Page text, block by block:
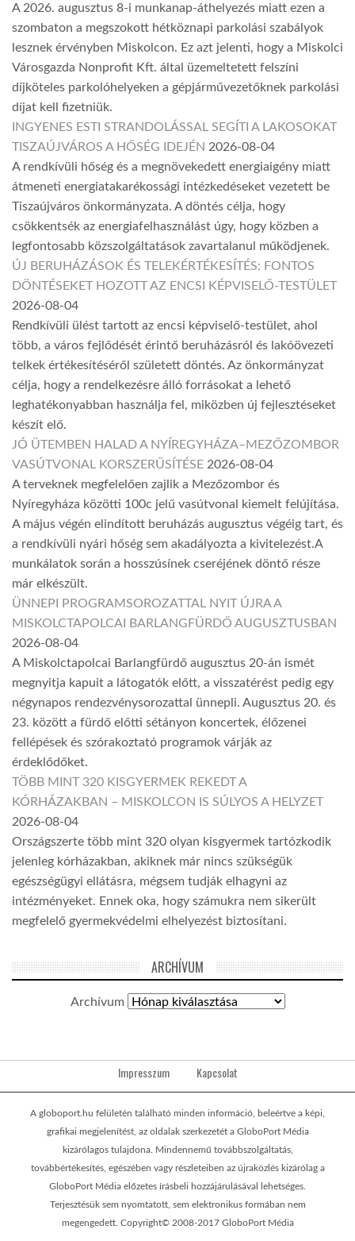
A 2026. augusztus 8-i munkanap-áthelyezés miatt ezen a
szombaton a megszokott hétköznapi parkolási szabályok
lesznek érvényben Miskolcon. Ez azt jelenti, hogy a Miskolci
Városgazda Nonprofit Kft. által üzemeltetett felszíni
díjköteles parkolóhelyeken a gépjárművezetőknek parkolási
díjat kell fizetniük.
INGYENES ESTI STRANDOLÁSSAL SEGÍTI A LAKOSOKAT
TISZAÚJVÁROS A HŐSÉG IDEJÉN 2026-08-04
A rendkívüli hőség és a megnövekedett energiaigény miatt
átmeneti energiatakarékossági intézkedéseket vezetett be
Tiszaújváros önkormányzata. A döntés célja, hogy
csökkentsék az energiafelhasználást úgy, hogy közben a
legfontosabb közszolgáltatások zavartalanul működjenek.
ÚJ BERUHÁZÁSOK ÉS TELEKÉRTÉKESÍTÉS: FONTOS
DÖNTÉSEKET HOZOTT AZ ENCSI KÉPVISELŐ-TESTÜLET
2026-08-04
Rendkívüli ülést tartott az encsi képviselő-testület, ahol
több, a város fejlődését érintő beruházásról és lakóövezeti
telkek értékesítéséről született döntés. Az önkormányzat
célja, hogy a rendelkezésre álló forrásokat a lehető
leghatékonyabban használja fel, miközben új fejlesztéseket
készít elő.
JÓ ÜTEMBEN HALAD A NYÍREGYHÁZA–MEZŐZOMBOR
VASÚTVONAL KORSZERŰSÍTÉSE 2026-08-04
A terveknek megfelelően zajlik a Mezőzombor és
Nyíregyháza közötti 100c jelű vasútvonal kiemelt felújítása.
A május végén elindított beruházás augusztus végéig tart, és
a rendkívüli nyári hőség sem akadályozta a kivitelezést.A
munkálatok során a hosszúsínek cseréjének döntő része
már elkészült.
ÜNNEPI PROGRAMSOROZATTAL NYIT ÚJRA A
MISKOLCTAPOLCAI BARLANGFÜRDŐ AUGUSZTUSBAN
2026-08-04
A Miskolctapolcai Barlangfürdő augusztus 20-án ismét
megnyitja kapuit a látogatók előtt, a visszatérést pedig egy
négynapos rendezvénysorozattal ünnepli. Augusztus 20. és
23. között a fürdő előtti sétányon koncertek, élőzenei
fellépések és szórakoztató programok várják az
érdeklődőket.
TÖBB MINT 320 KISGYERMEK REKEDT A
KÓRHÁZAKBAN – MISKOLCON IS SÚLYOS A HELYZET
2026-08-04
Országszerte több mint 320 olyan kisgyermek tartózkodik
jelenleg kórházakban, akiknek már nincs szükségük
egészségügyi ellátásra, mégsem tudják elhagyni az
intézményeket. Ennek oka, hogy számukra nem sikerült
megfelelő gyermekvédelmi elhelyezést biztosítani.
ARCHÍVUM
Archívum
Impresszum Kapcsolat
A globoport.hu felületén található minden információ, beleértve a képi,
grafikai megjelenítést, az oldalak szerkezetét a GloboPort Média
kizárólagos tulajdona. Mindennemű továbbszolgáltatás,
továbbértékesítés, egészében vagy részleteiben az újraközlés kizárólag a
GloboPort Média előzetes írásbeli hozzájárulásával lehetséges.
Terjesztésük sem nyomtatott, sem elektronikus formában nem
megengedett. Copyright© 2008-2017 GloboPort Média